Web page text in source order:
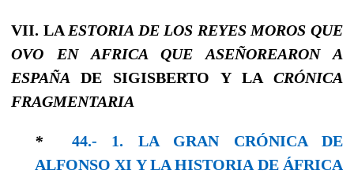
VII. LA ESTORIA DE LOS REYES MOROS QUE
OVO EN AFRICA QUE ASEÑOREARON A
ESPAÑADE SIGISBERTO Y LACRÓNICA
FRAGMENTARIA
* 44.- 1. LA GRAN CRÓNICA DE
ALFONSO XI Y LA HISTORIA DE ÁFRICA